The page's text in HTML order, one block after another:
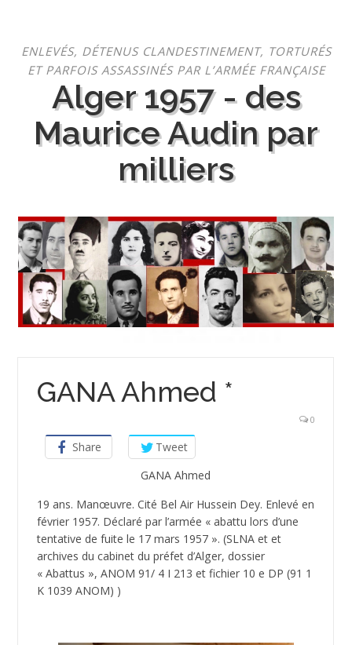
contenu
ENLEVÉS, DÉTENUS CLANDESTINEMENT, TORTURÉS
ET PARFOIS ASSASSINÉS PAR L’ARMÉE FRANÇAISE
Alger 1957 - des
Maurice Audin par
milliers
GANA Ahmed *
0
Share
Tweet
GANA Ahmed
19 ans. Manœuvre. Cité Bel Air Hussein Dey. Enlevé en
février 1957. Déclaré par l’armée « abattu lors d’une
tentative de fuite le 17 mars 1957 ». (SLNA et et
archives du cabinet du préfet d’Alger, dossier
« Abattus », ANOM 91/ 4 I 213 et fichier 10 e DP (91 1
K 1039 ANOM) )